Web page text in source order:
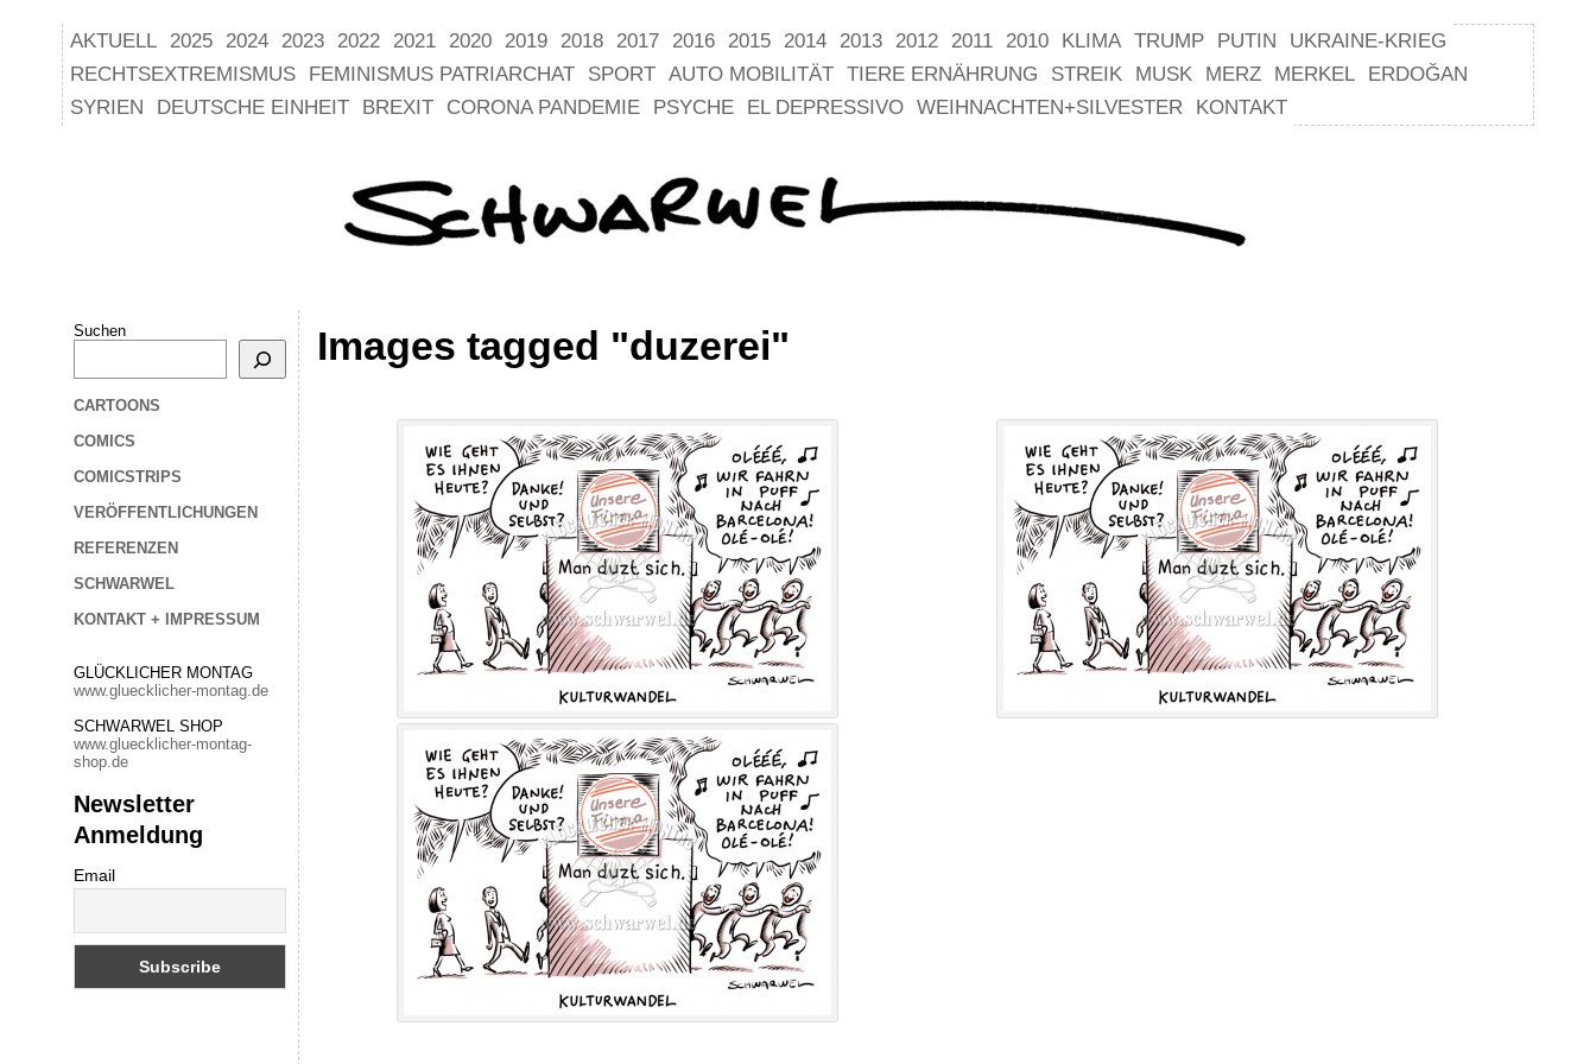
AKTUELL 2025 2024 2023 2022 2021 2020 2019 2018 2017 2016 2015 2014 2013 2012 2011 2010 KLIMA TRUMP PUTIN
UKRAINE-KRIEG
RECHTSEXTREMISMUS
FEMINISMUS PATRIARCHAT SPORT AUTO MOBILITÄT TIERE ERNÄHRUNG STREIK MUSK MERZ MERKEL
ERDOĞAN
SYRIEN
DEUTSCHE EINHEIT BREXIT CORONA PANDEMIE PSYCHE EL DEPRESSIVO WEIHNACHTEN+SILVESTER KONTAKT
Suchen
CARTOONS
COMICS
COMICSTRIPS
VERÖFFENTLICHUNGEN
REFERENZEN
SCHWARWEL
KONTAKT + IMPRESSUM
GLÜCKLICHER MONTAG
www.gluecklicher-montag.de
SCHWARWEL SHOP
www.gluecklicher-montag-
shop.de
Newsletter
Anmeldung
Email
Images tagged "duzerei"